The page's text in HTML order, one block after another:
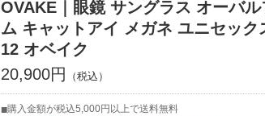
OVAKE｜眼鏡 サングラス オーバル
ム キャットアイ メガネ ユニセック
12 オベイク
20,900円
購入金額が税込5,000円以上で送料無料